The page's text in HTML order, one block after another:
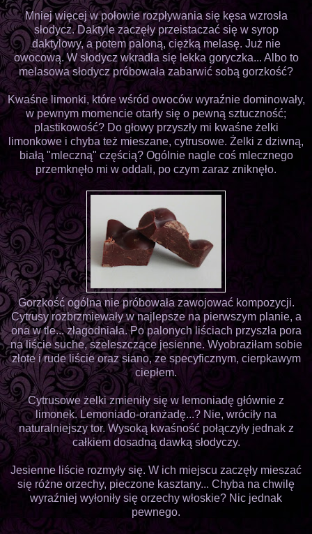
Mniej więcej w połowie rozpływania się kęsa wzrosła
słodycz. Daktyle zaczęły przeistaczać się w syrop
daktylowy, a potem paloną, ciężką melasę. Już nie
owocową. W słodycz wkradła się lekka goryczka... Albo to
melasowa słodycz próbowała zabarwić sobą gorzkość?
Kwaśne limonki, które wśród owoców wyraźnie dominowały,
w pewnym momencie otarły się o pewną sztuczność;
plastikowość? Do głowy przyszły mi kwaśne żelki
limonkowe i chyba też mieszane, cytrusowe. Żelki z dziwną,
białą "mleczną" częścią? Ogólnie nagle coś mlecznego
przemknęło mi w oddali, po czym zaraz zniknęło.
Gorzkość ogólna nie próbowała zawojować kompozycji.
Cytrusy rozbrzmiewały w najlepsze na pierwszym planie, a
ona w tle... złagodniała. Po palonych liściach przyszła pora
na liście suche, szeleszczące jesienne. Wyobraziłam sobie
złote i rude liście oraz siano, ze specyficznym, cierpkawym
ciepłem.
Cytrusowe żelki zmieniły się w lemoniadę głównie z
limonek. Lemoniado-oranżadę...? Nie, wróciły na
naturalniejszy tor. Wysoką kwaśność połączyły jednak z
całkiem dosadną dawką słodyczy.
Jesienne liście rozmyły się. W ich miejscu zaczęły mieszać
się różne orzechy, pieczone kasztany... Chyba na chwilę
wyraźniej wyłoniły się orzechy włoskie? Nic jednak
pewnego.